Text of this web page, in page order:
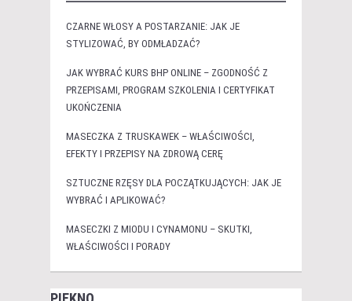
CZARNE WŁOSY A POSTARZANIE: JAK JE
STYLIZOWAĆ, BY ODMŁADZAĆ?
JAK WYBRAĆ KURS BHP ONLINE – ZGODNOŚĆ Z
PRZEPISAMI, PROGRAM SZKOLENIA I CERTYFIKAT
UKOŃCZENIA
MASECZKA Z TRUSKAWEK – WŁAŚCIWOŚCI,
EFEKTY I PRZEPISY NA ZDROWĄ CERĘ
SZTUCZNE RZĘSY DLA POCZĄTKUJĄCYCH: JAK JE
WYBRAĆ I APLIKOWAĆ?
MASECZKI Z MIODU I CYNAMONU – SKUTKI,
WŁAŚCIWOŚCI I PORADY